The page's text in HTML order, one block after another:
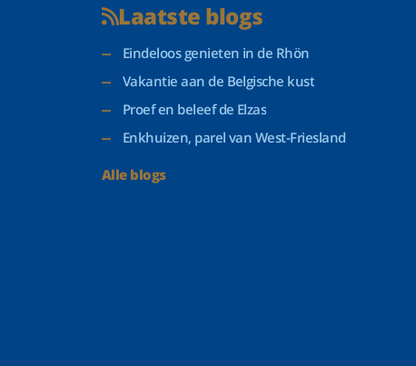
Laatste blogs
Eindeloos genieten in de Rhön
Vakantie aan de Belgische kust
Proef en beleef de Elzas
Enkhuizen, parel van West-Friesland
Alle blogs